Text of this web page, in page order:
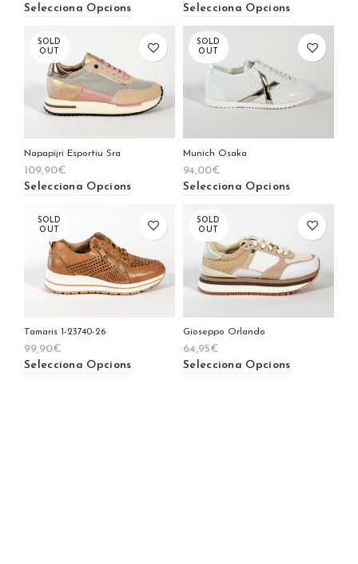
Selecciona Opcions
Selecciona Opcions
SOLD
OUT
Napapijri Esportiu Sra
109,90€
Selecciona Opcions
SOLD
OUT
Munich Osaka
94,00€
Selecciona Opcions
SOLD
OUT
Tamaris 1-23740-26
99,90€
Selecciona Opcions
SOLD
OUT
Gioseppo Orlando
64,95€
Selecciona Opcions